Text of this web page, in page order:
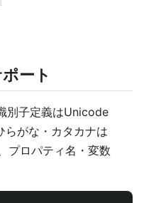
ート
別子定義はUnicode
がな・カタカナは
プロパティ名・変数